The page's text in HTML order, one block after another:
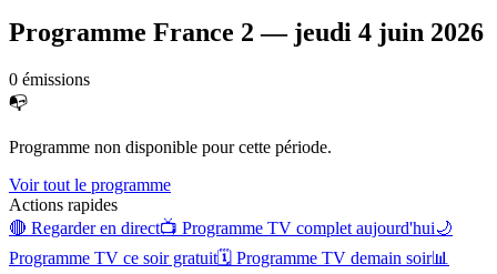
Programme France 2 — jeudi 4 juin 2026
0 émissions
📭
Programme non disponible pour cette période.
Voir tout le programme
Actions rapides
🔴 Regarder en direct📺 Programme TV complet aujourd'hui🌙
Programme TV ce soir gratuit🗓 Programme TV demain soir📊